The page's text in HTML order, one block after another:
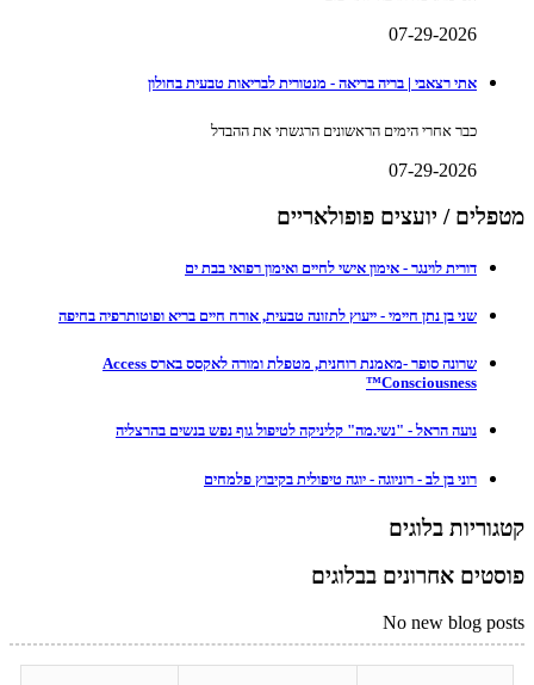
07-29-2026
אתי רצאבי | בריה בריאה - מנטורית לבריאות טבעית בחולון
כבר אחרי הימים הראשונים הרגשתי את ההבדל
07-29-2026
מטפלים / יועצים פופולאריים
דורית לוינגר - אימון אישי לחיים ואימון רפואי בבת ים
שני בן נתן חיימי - ייעוץ לתזונה טבעית, אורח חיים בריא ופוטותרפיה בחיפה
שרונה סופר -מאמנת רוחנית, מטפלת ומורה לאקסס בארס Access
Consciousness™
נועה הראל - "נשי.מה" קליניקה לטיפול גוף נפש בנשים בהרצליה
רוני בן לב - רוניוגה - יוגה טיפולית בקיבוץ פלמחים
קטגוריות בלוגים
פוסטים אחרונים בבלוגים
No new blog posts